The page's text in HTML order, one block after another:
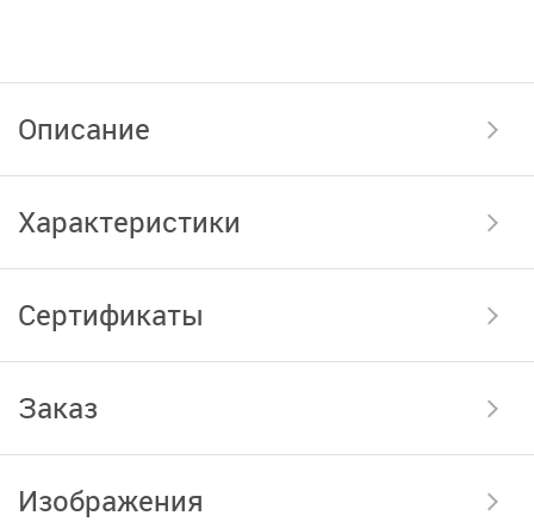
Описание
Характеристики
Сертификаты
Заказ
Изображения